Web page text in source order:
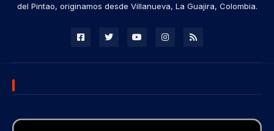
del Pintao, originamos desde Villanueva, La Guajira, Colombia.